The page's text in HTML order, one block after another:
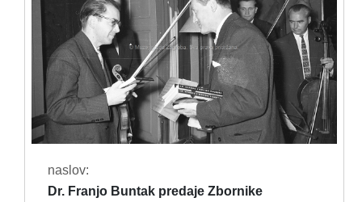
naslov:
Dr. Franjo Buntak predaje Zbornike